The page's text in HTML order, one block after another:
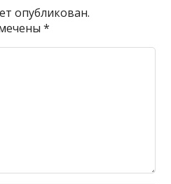
опубликован.
*